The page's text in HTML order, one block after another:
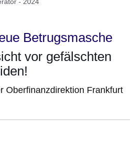
Betrugsmasche
vor gefälschten
Oberfinanzdirektion Frankfurt